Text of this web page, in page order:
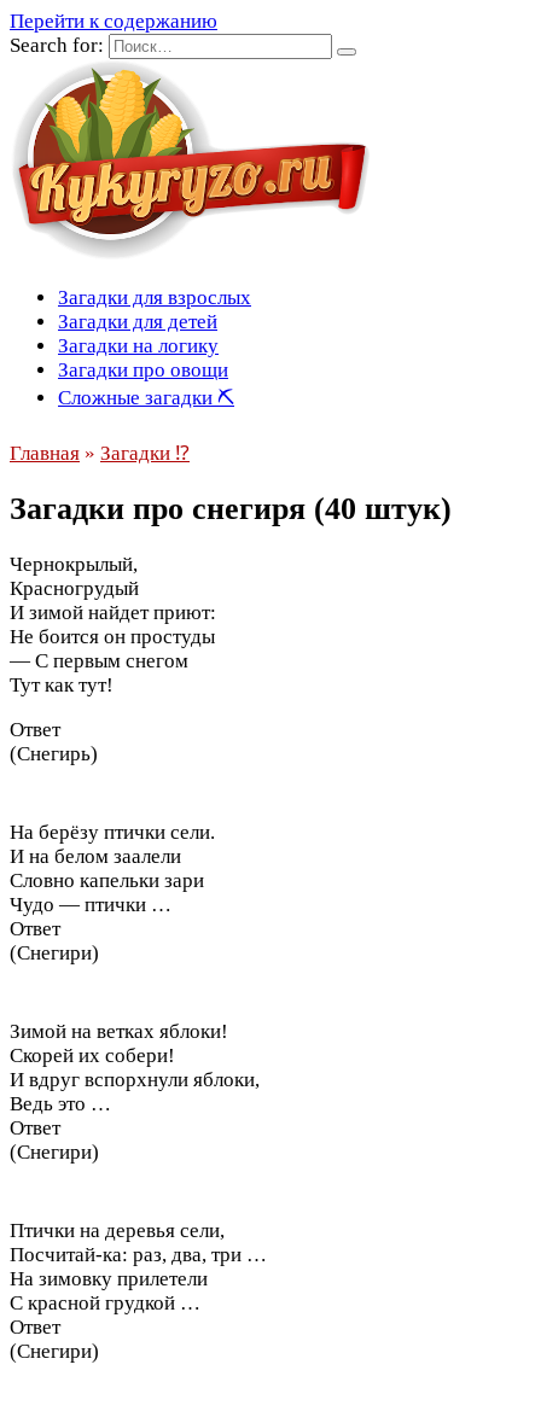
Перейти к содержанию
Search for:
Загадки для взрослых
Загадки для детей
Загадки на логику
Загадки про овощи
Сложные загадки ⛏
Главная » Загадки ⁉
Загадки про снегиря (40 штук)
Чернокрылый,
Красногрудый
И зимой найдет приют:
Не боится он простуды
— С первым снегом
Тут как тут!
Ответ
(Снегирь)
На берёзу птички сели.
И на белом заалели
Словно капельки зари
Чудо — птички …
Ответ
(Снегири)
Зимой на ветках яблоки!
Скорей их собери!
И вдруг вспорхнули яблоки,
Ведь это …
Ответ
(Снегири)
Птички на деревья сели,
Посчитай-ка: раз, два, три …
На зимовку прилетели
С красной грудкой …
Ответ
(Снегири)